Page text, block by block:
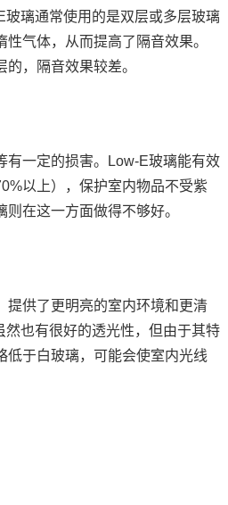
玻璃通常使用的是双层或多层玻璃
气体，从而提高了隔音效果。
，隔音效果较差。
有一定的损害。Low-E玻璃能有效
以上），保护室内物品不受紫
在这一方面做得不够好。
提供了更明亮的室内环境和更清
然也有很好的透光性，但由于其特
低于白玻璃，可能会使室内光线